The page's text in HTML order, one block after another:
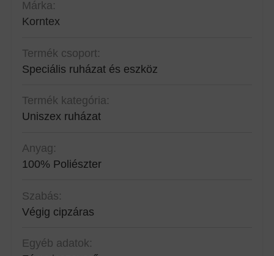
Márka:
Korntex
Termék csoport:
Speciális ruházat és eszköz
Termék kategória:
Uniszex ruházat
Anyag:
100% Poliészter
Szabás:
Végig cipzáras
Egyéb adatok: